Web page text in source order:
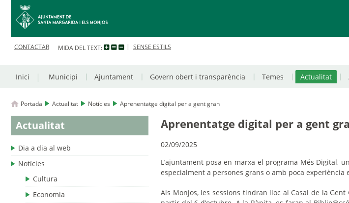
CONTACTAR MIDA DEL TEXT: SENSE ESTILS
Inici Municipi Ajuntament Govern obert i transparència Temes Actualitat
Portada Actualitat Notícies Aprenentatge digital per a gent gran
Actualitat
Dia a dia al web
Notícies
Cultura
Economia
Aprenentatge digital per a gent
02/09/2025
L’ajuntament posa en marxa el programa Més Digital,
especialment a persones grans o amb poca experiència
Als Monjos, les sessions tindran lloc al Casal de la